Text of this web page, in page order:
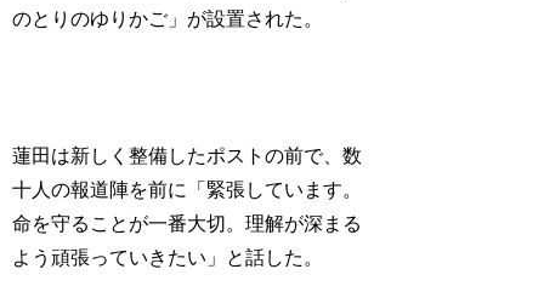
のとりのゆりかご」が設置された。
蓮田は新しく整備したポストの前で、数
十人の報道陣を前に「緊張しています。
命を守ることが一番大切。理解が深まる
よう頑張っていきたい」と話した。